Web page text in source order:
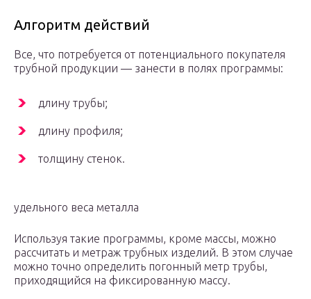
Алгоритм действий
Все, что потребуется от потенциального покупателя
трубной продукции — занести в полях программы:
длину трубы;
длину профиля;
толщину стенок.
удельного веса металла
Используя такие программы, кроме массы, можно
рассчитать и метраж трубных изделий. В этом случае
можно точно определить погонный метр трубы,
приходящийся на фиксированную массу.